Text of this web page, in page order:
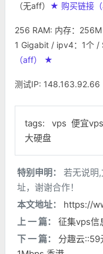
（无aff） ★ 购买链接
256 RAM: 内存：
1 Gigabit / ipv4：1个 /
（aff） ★
测试IP: 148.163.92.66
tags: vps 便宜vps
大硬盘
特别申明：
若无说明
址，谢谢合作！
本文地址：
https://
上 一 篇：
征集vps信
下 一 篇：
分趣云